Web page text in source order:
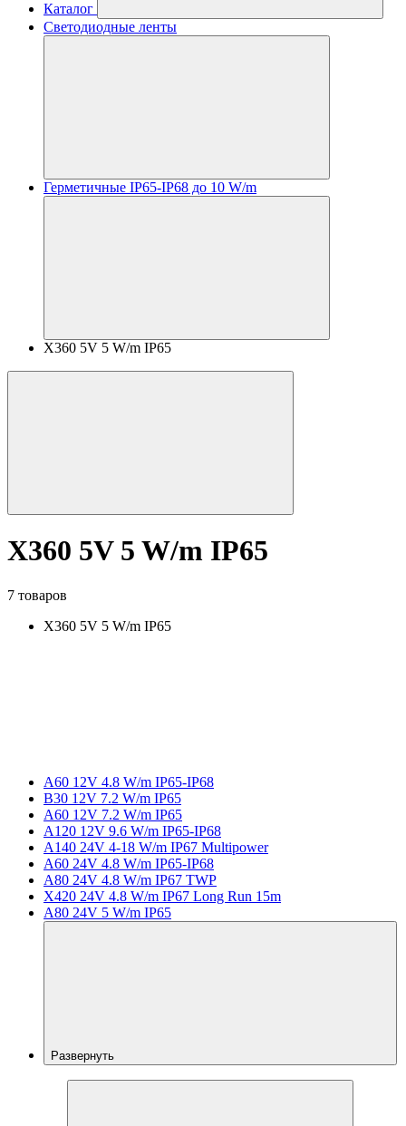
Каталог
Светодиодные ленты
Герметичные IP65-IP68 до 10 W/m
X360 5V 5 W/m IP65
X360 5V 5 W/m IP65
7 товаров
X360 5V 5 W/m IP65
A60 12V 4.8 W/m IP65-IP68
B30 12V 7.2 W/m IP65
A60 12V 7.2 W/m IP65
A120 12V 9.6 W/m IP65-IP68
A140 24V 4-18 W/m IP67 Multipower
A60 24V 4.8 W/m IP65-IP68
A80 24V 4.8 W/m IP67 TWP
X420 24V 4.8 W/m IP67 Long Run 15m
A80 24V 5 W/m IP65
Развернуть